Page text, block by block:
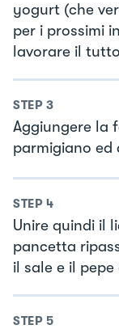
yogurt (che
per i prossimi
lavorare il
STEP 3
Aggiungere la
parmigiano ed
STEP 4
Unire quindi il
pancetta
il sale e il
STEP 5